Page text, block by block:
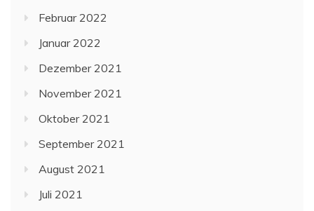
Februar 2022
Januar 2022
Dezember 2021
November 2021
Oktober 2021
September 2021
August 2021
Juli 2021